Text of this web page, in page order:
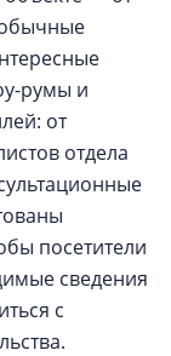
румы и
от
отдела
посетители
сведения
с